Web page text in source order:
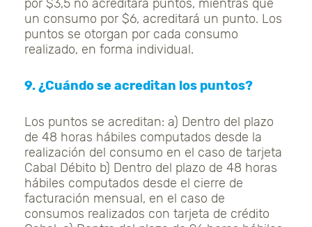
por $3,5 no acreditará puntos, mientras que
un consumo por $6, acreditará un punto. Los
puntos se otorgan por cada consumo
realizado, en forma individual.
9. ¿Cuándo se acreditan los puntos?
Los puntos se acreditan: a) Dentro del plazo
de 48 horas hábiles computados desde la
realización del consumo en el caso de tarjeta
Cabal Débito b) Dentro del plazo de 48 horas
hábiles computados desde el cierre de
facturación mensual, en el caso de
consumos realizados con tarjeta de crédito